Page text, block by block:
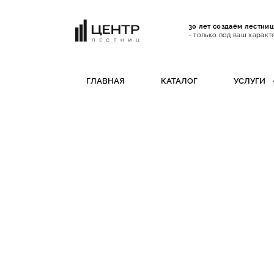
30 лет создаём
- только под ваш
ГЛАВНАЯ КАТАЛОГ УСЛУГИ